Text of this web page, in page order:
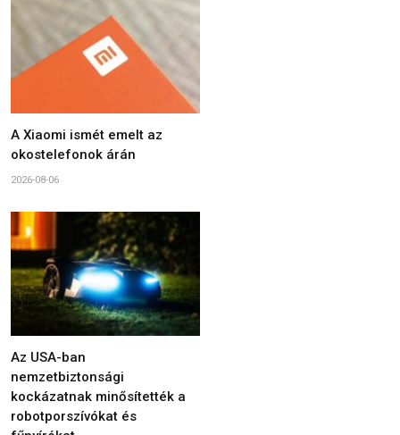
A Xiaomi ismét emelt az
okostelefonok árán
2026-08-06
Az USA-ban
nemzetbiztonsági
kockázatnak minősítették a
robotporszívókat és